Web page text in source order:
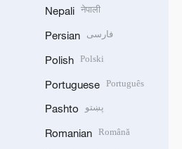
Nepali नेपाली
Persian فارسی
Polish Polski
Portuguese Português
Pashto پښتو
Romanian Română